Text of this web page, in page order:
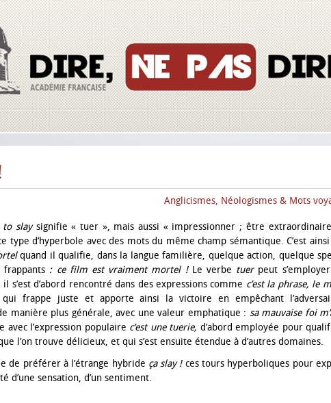
Anglicismes, Néologismes & Mots
to slaysignifie « tuer », mais aussi « impressionner ; être
type d’hyperbole avec des mots du même champ sémantique. C’est
quand il qualifie, dans la langue familière, quelque action, quelque
: ce film est vraiment mortel ! Le verbe tuer peut
s’est d’abord rencontré dans des expressions comme c’est la phrase, le
qui frappe juste et apporte ainsi la victoire en empêchant
manière plus générale, avec une valeur emphatique : sa mauvaise foi
avec l’expression populaire c’est une tuerie, d’abord employée pour
l’on trouve délicieux, et qui s’est ensuite étendue à d’autres domaines.
de préférer à l’étrange hybride ça slay !ces tours hyperboliques pour
d’une sensation, d’un sentiment.